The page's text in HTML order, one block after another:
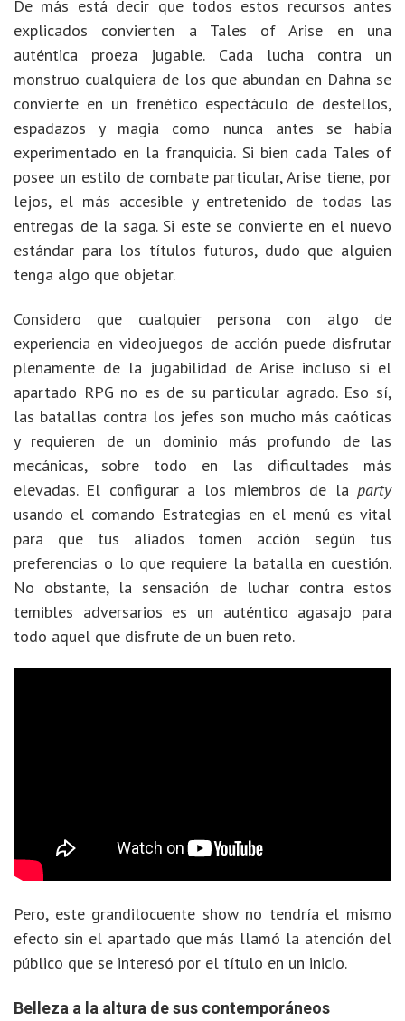
De más está decir que todos estos recursos antes
explicados convierten a Tales of Arise en una
auténtica proeza jugable. Cada lucha contra un
monstruo cualquiera de los que abundan en Dahna se
convierte en un frenético espectáculo de destellos,
espadazos y magia como nunca antes se había
experimentado en la franquicia. Si bien cada Tales of
posee un estilo de combate particular, Arise tiene, por
lejos, el más accesible y entretenido de todas las
entregas de la saga. Si este se convierte en el nuevo
estándar para los títulos futuros, dudo que alguien
tenga algo que objetar.
Considero que cualquier persona con algo de
experiencia en videojuegos de acción puede disfrutar
plenamente de la jugabilidad de Arise incluso si el
apartado RPG no es de su particular agrado. Eso sí,
las batallas contra los jefes son mucho más caóticas
y requieren de un dominio más profundo de las
mecánicas, sobre todo en las dificultades más
elevadas. El configurar a los miembros de laparty
usando el comando Estrategias en el menú es vital
para que tus aliados tomen acción según tus
preferencias o lo que requiere la batalla en cuestión.
No obstante, la sensación de luchar contra estos
temibles adversarios es un auténtico agasajo para
todo aquel que disfrute de un buen reto.
Pero, este grandilocuente show no tendría el mismo
efecto sin el apartado que más llamó la atención del
público que se interesó por el título en un inicio.
Belleza a la altura de sus contemporáneos